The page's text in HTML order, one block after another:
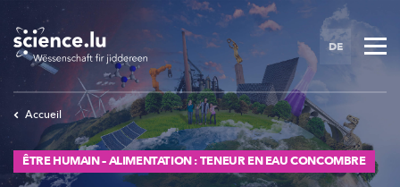
to
main
content
DE
Accueil
ÊTRE HUMAIN – ALIMENTATION : TENEUR EN EAU CONCOMBRE